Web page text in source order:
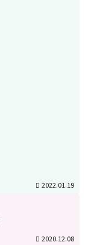
2022.01.19
2020.12.08